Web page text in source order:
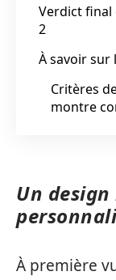
Verdict final
2
À savoir sur
Critères
montre
Un
À première